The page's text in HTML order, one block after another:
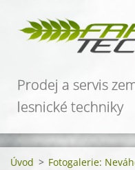
Prodej a servis
lesnické techniky
Úvod > Fotogalerie: